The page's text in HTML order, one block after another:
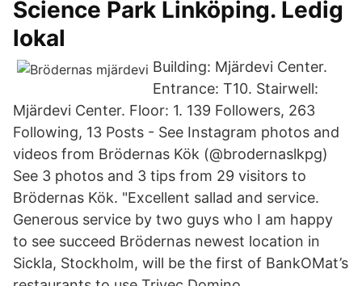
Science Park Linköping. Ledig
lokal
Building: Mjärdevi Center.
Entrance: T10. Stairwell:
Mjärdevi Center. Floor: 1. 139 Followers, 263
Following, 13 Posts - See Instagram photos and
videos from Brödernas Kök (@brodernaslkpg)
See 3 photos and 3 tips from 29 visitors to
Brödernas Kök. "Excellent sallad and service.
Generous service by two guys who I am happy
to see succeed Brödernas newest location in
Sickla, Stockholm, will be the first of BankOMat’s